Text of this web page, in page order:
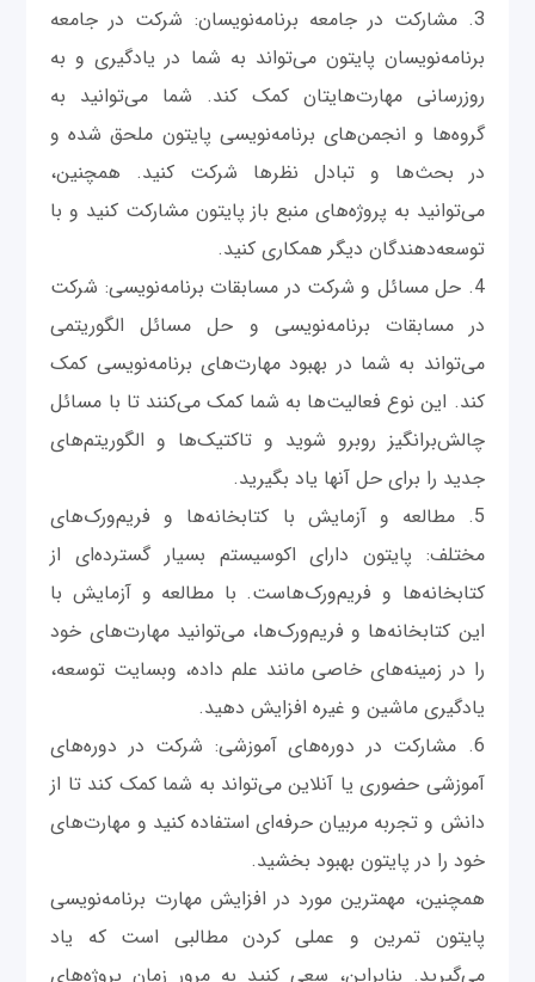
3. مشارکت در جامعه برنامه‌نویسان: شرکت در جامعه
برنامه‌نویسان پایتون می‌تواند به شما در یادگیری و به
روزرسانی مهارت‌هایتان کمک کند. شما می‌توانید به
گروه‌ها و انجمن‌های برنامه‌نویسی پایتون ملحق شده و
در بحث‌ها و تبادل نظرها شرکت کنید. همچنین،
می‌توانید به پروژه‌های منبع باز پایتون مشارکت کنید و با
توسعه‌دهندگان دیگر همکاری کنید.
4. حل مسائل و شرکت در مسابقات برنامه‌نویسی: شرکت
در مسابقات برنامه‌نویسی و حل مسائل الگوریتمی
می‌تواند به شما در بهبود مهارت‌های برنامه‌نویسی کمک
کند. این نوع فعالیت‌ها به شما کمک می‌کنند تا با مسائل
چالش‌برانگیز روبرو شوید و تاکتیک‌ها و الگوریتم‌های
جدید را برای حل آنها یاد بگیرید.
5. مطالعه و آزمایش با کتابخانه‌ها و فریم‌ورک‌های
مختلف: پایتون دارای اکوسیستم بسیار گسترده‌ای از
کتابخانه‌ها و فریم‌ورک‌هاست. با مطالعه و آزمایش با
این کتابخانه‌ها و فریم‌ورک‌ها، می‌توانید مهارت‌های خود
را در زمینه‌های خاصی مانند علم داده، وبسایت توسعه،
یادگیری ماشین و غیره افزایش دهید.
6. مشارکت در دوره‌های آموزشی: شرکت در دوره‌های
آموزشی حضوری یا آنلاین می‌تواند به شما کمک کند تا از
دانش و تجربه مربیان حرفه‌ای استفاده کنید و مهارت‌های
خود را در پایتون بهبود بخشید.
همچنین، مهمترین مورد در افزایش مهارت برنامه‌نویسی
پایتون تمرین و عملی کردن مطالبی است که یاد
می‌گیرید. بنابراین، سعی کنید به مرور زمان پروژه‌های